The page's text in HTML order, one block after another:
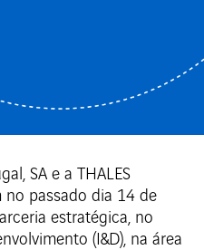
SA e a THALES
no passado dia 14 de
estratégica, no
(I&D), na área